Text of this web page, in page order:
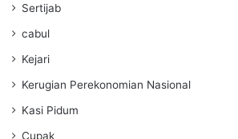
Sertijab
cabul
Kejari
Kerugian Perekonomian Nasional
Kasi Pidum
Cupak